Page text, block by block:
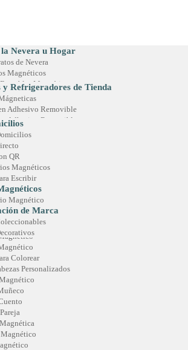
Nevera u Hogar
de Nevera
Magnéticos
Magnéticos
con Lápiz o Marcador
Magnéticos
Decorativos
de Libros
de Escritorio
de Escritorio
Adhesivo para Pared
Colorear
Personalizados
y Refrigeradores de Tienda
Adhesivo Removible
Adhesivo Removible
Adhesivo Removible
en Adhesivo Removible
para Exteriores
Vitrinas
en Espejo
Precio
Góndolas
QR
Magnéticos
Escribir
Magnético
de Marca
EN MICROFIBRA
Microfibra
Microfibra
de Microfibra
Microfibra
IDEA
Ecológico